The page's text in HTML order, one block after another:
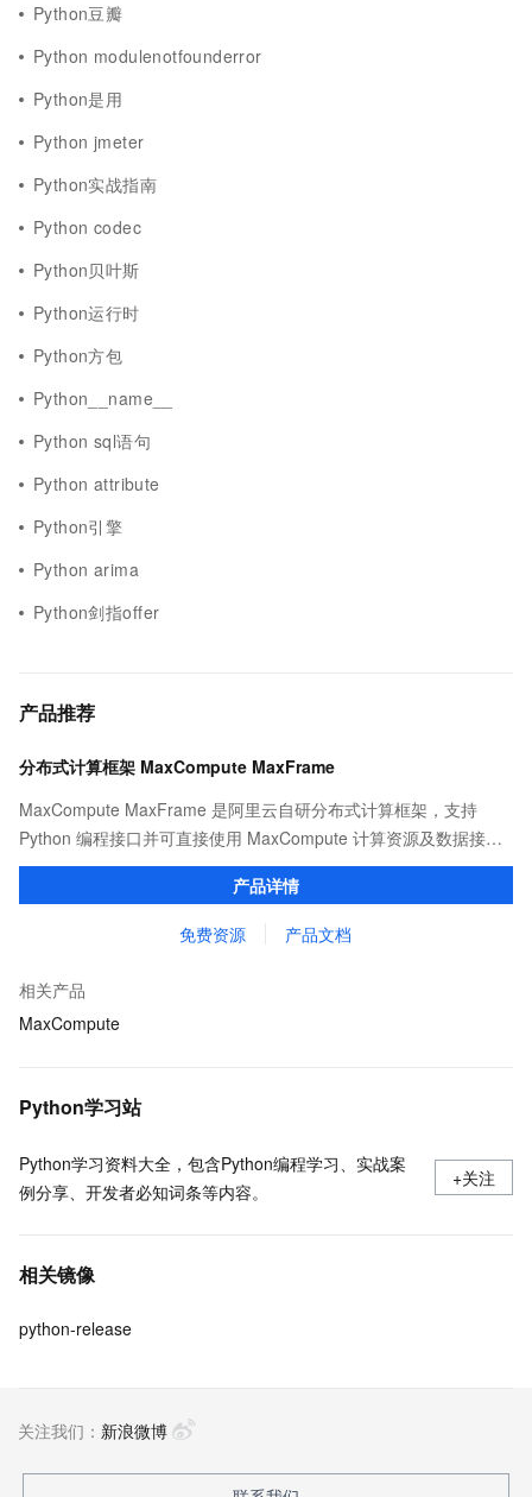
Python豆瓣
Python modulenotfounderror
Python是用
Python jmeter
Python实战指南
Python codec
Python贝叶斯
Python运行时
Python方包
Python__name__
Python sql语句
Python attribute
Python引擎
Python arima
Python剑指offer
产品推荐
分布式计算框架 MaxCompute MaxFrame
MaxCompute MaxFrame 是阿里云自研分布式计算框架，支持
Python 编程接口并可直接使用 MaxCompute 计算资源及数据接
口，与 MaxCompute Notebook、镜像管理等功能共同构成
MaxCompute 完整 Python 开发生态。
产品详情
免费资源 产品文档
相关产品
MaxCompute
Python学习站
Python学习资料大全，包含Python编程学习、实战案
例分享、开发者必知词条等内容。
+关注
相关镜像
python-release
关注我们： 新浪微博